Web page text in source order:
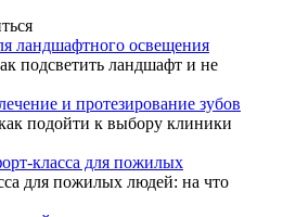
ландшафтного освещения
подсветить ландшафт и не
и протезирование зубов
подойти к выбору клиники
класса для пожилых
для пожилых людей: на что